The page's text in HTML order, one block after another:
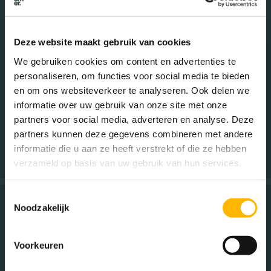
Deze website maakt gebruik van cookies
We gebruiken cookies om content en advertenties te
personaliseren, om functies voor social media te bieden
en om ons websiteverkeer te analyseren. Ook delen we
informatie over uw gebruik van onze site met onze
partners voor social media, adverteren en analyse. Deze
partners kunnen deze gegevens combineren met andere
informatie die u aan ze heeft verstrekt of die ze hebben
verzameld op basis van uw gebruik van hun services.
Noodzakelijk
Voorkeuren
Uitstekend contact met Anja van Ingen ; snelle opvolging
verkopen" van ons huis vanuit het gevoel wat wij hebben
met ons huis, heeft zeer goed gewerkt. Belangrijk is ook de
totstandkoming van de prijs, realistisch en vanuit een
scherp beeld van de doelgroep. Uiteindelijke prijs is
uitstekend en past bij de verwachting van ons. Zeer ervaren
makelaar met uitstekende marktkennis.
Verkoper Sijsjespeergaarde 10
Ons contact met Beumer Makelaardij was heel positief.